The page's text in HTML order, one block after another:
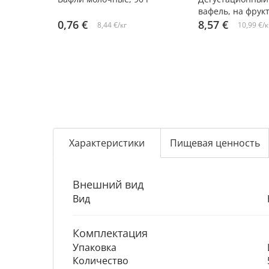
0,76 € 8,44 €/кг
вафель, на
130 г
8,57 € 10,99 €/
Характеристики Пищевая ценность
Внешний вид
Вид
Комплектация
Упаковка
Количество